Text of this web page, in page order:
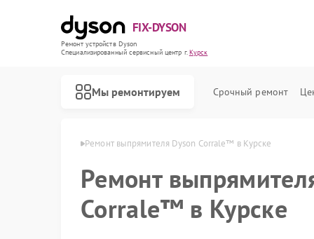
FIX-DYSON
Ремонт устройств Dyson
Специализированный cервисный центр г.Курск
Мы ремонтируем Срочный ремонт
Dyson в Курске Ремонт выпрямителя Dyson Corrale™ в Курске
Ремонт
Corrale™ в Курске